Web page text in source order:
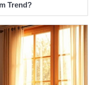
Trend?